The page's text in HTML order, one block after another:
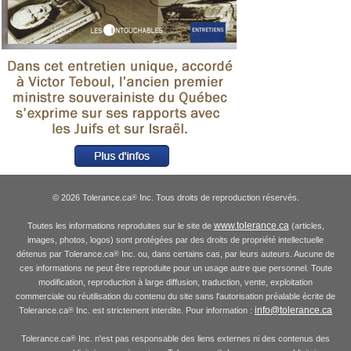
© 2026 Tolerance.ca®Inc. Tous droits de reproduction réservés.
Toutes les informations reproduites sur le site de www.tolerance.ca(articles,
images, photos, logos) sont protégées par des droits de propriété intellectuelle
détenus par Tolerance.ca® Inc. ou, dans certains cas, par leurs auteurs. Aucune de
ces informations ne peut être reproduite pour un usage autre que personnel. Toute
modification, reproduction à large diffusion, traduction, vente, exploitation
commerciale ou réutilisation du contenu du site sans l'autorisation préalable écrite de
Tolerance.ca® Inc. est strictement interdite. Pour information : info@tolerance.ca
Tolerance.ca® Inc. n'est pas responsable des liens externes ni des contenus des